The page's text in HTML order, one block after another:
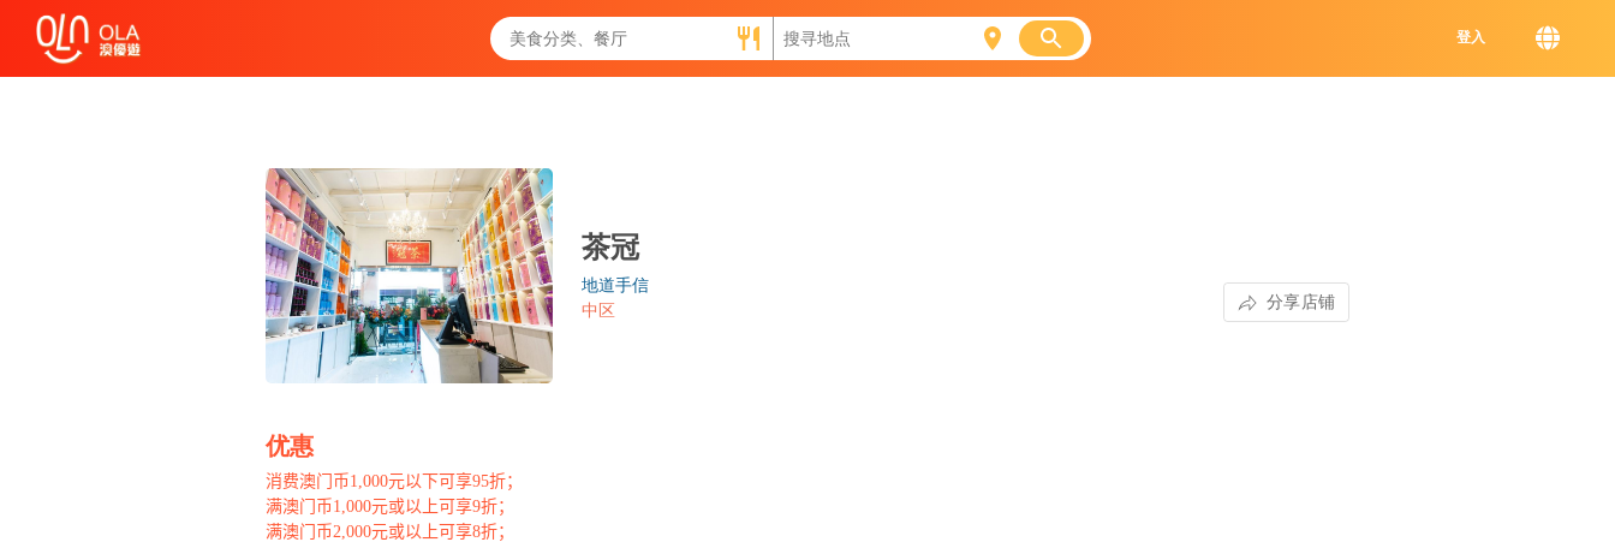
登入
查看`我的优惠记录`
茶冠
地道手信
中区
分享店铺
优惠
消费澳门币1,000元以下可享95折；
满澳门币1,000元或以上可享9折；
满澳门币2,000元或以上可享8折；